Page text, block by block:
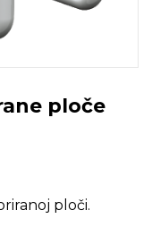
ploče
ploči.